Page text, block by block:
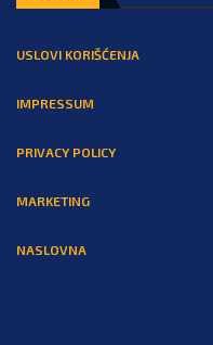
USLOVI KORIŠĆENJA
IMPRESSUM
PRIVACY POLICY
MARKETING
NASLOVNA